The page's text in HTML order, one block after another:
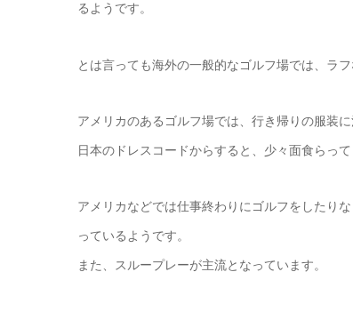
るようです。
とは言っても海外の一般的なゴルフ場では、ラ
アメリカのあるゴルフ場では、行き帰りの服装
日本のドレスコードからすると、少々面食らって
アメリカなどでは仕事終わりにゴルフをしたり
っているようです。
また、スループレーが主流となっています。